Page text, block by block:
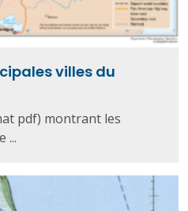
villes du
pdf) montrant les
...